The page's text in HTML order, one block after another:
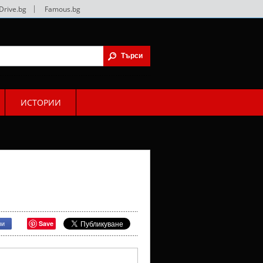
Famous.bg
ИСТОРИИ
Save